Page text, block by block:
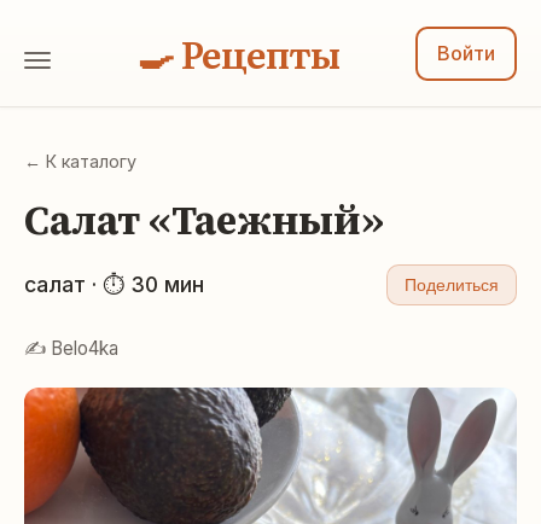
🍳 Рецепты Войти
← К каталогу
Салат «Таежный»
салат · ⏱ 30 мин Поделиться
✍️ Belo4ka